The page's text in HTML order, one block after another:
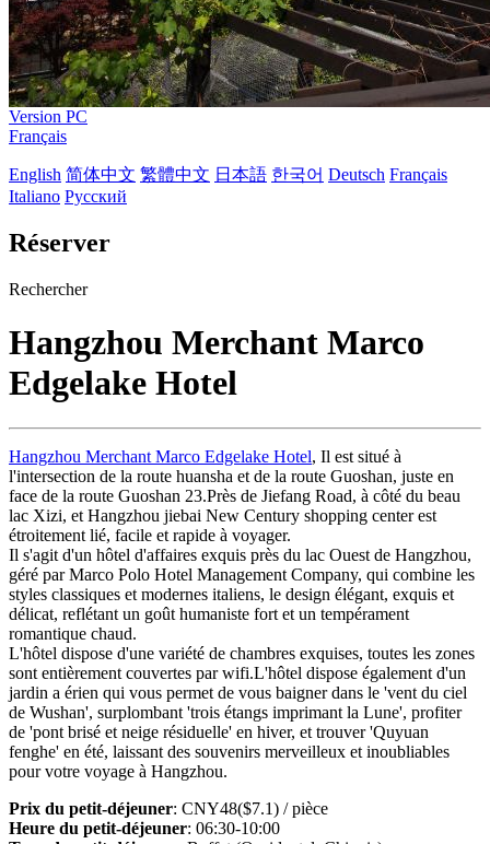
Version PC
Français
English 简体中文 繁體中文 日本語 한국어 Deutsch Français
Italiano Русский
Réserver
Rechercher
Hangzhou Merchant Marco
Edgelake Hotel
Hangzhou Merchant Marco Edgelake Hotel, Il est situé à
l'intersection de la route huansha et de la route Guoshan, juste en
face de la route Guoshan 23.Près de Jiefang Road, à côté du beau
lac Xizi, et Hangzhou jiebai New Century shopping center est
étroitement lié, facile et rapide à voyager.
Il s'agit d'un hôtel d'affaires exquis près du lac Ouest de Hangzhou,
géré par Marco Polo Hotel Management Company, qui combine les
styles classiques et modernes italiens, le design élégant, exquis et
délicat, reflétant un goût humaniste fort et un tempérament
romantique chaud.
L'hôtel dispose d'une variété de chambres exquises, toutes les zones
sont entièrement couvertes par wifi.L'hôtel dispose également d'un
jardin a érien qui vous permet de vous baigner dans le 'vent du ciel
de Wushan', surplombant 'trois étangs imprimant la Lune', profiter
de 'pont brisé et neige résiduelle' en hiver, et trouver 'Quyuan
fenghe' en été, laissant des souvenirs merveilleux et inoubliables
pour votre voyage à Hangzhou.
Prix du petit-déjeuner: CNY48($7.1) / pièce
Heure du petit-déjeuner: 06:30-10:00